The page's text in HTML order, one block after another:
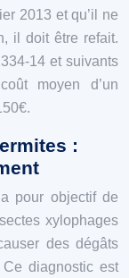
2013 et qu’il ne
il doit être refait.
14 et suivants
moyen d’un
:
pour objectif de
xylophages
des dégâts
Ce diagnostic est